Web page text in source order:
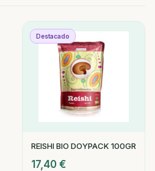
Destacado
REISHI BIO DOYPACK 100GR
17,40 €